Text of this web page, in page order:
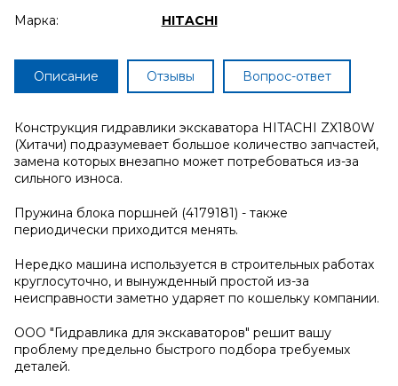
Марка:
HITACHI
Описание Отзывы Вопрос-ответ
Конструкция гидравлики экскаватора HITACHI ZX180W
(Хитачи) подразумевает большое количество запчастей,
замена которых внезапно может потребоваться из-за
сильного износа.
Пружина блока поршней (4179181) - также
периодически приходится менять.
Нередко машина используется в строительных работах
круглосуточно, и вынужденный простой из-за
неисправности заметно ударяет по кошельку компании.
ООО "Гидравлика для экскаваторов" решит вашу
проблему предельно быстрого подбора требуемых
деталей.